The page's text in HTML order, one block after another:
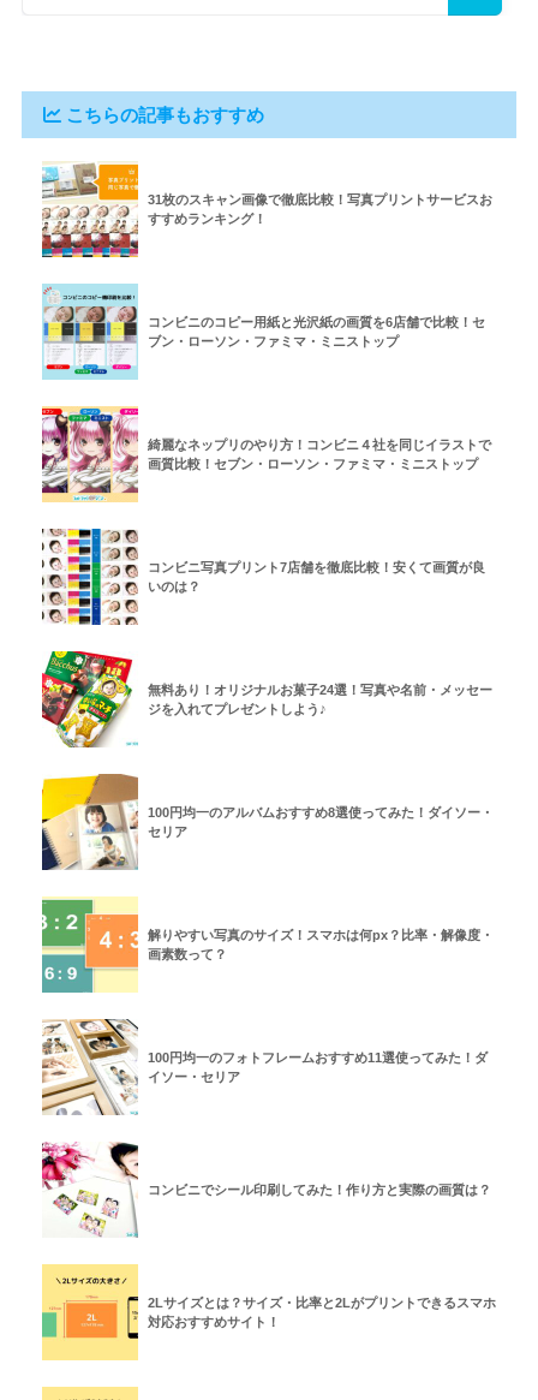
こちらの記事もおすすめ
31枚のスキャン画像で徹底比較！写真プリントサービスお
すすめランキング！
コンビニのコピー用紙と光沢紙の画質を6店舗で比較！セ
ブン・ローソン・ファミマ・ミニストップ
綺麗なネップリのやり方！コンビニ４社を同じイラストで
画質比較！セブン・ローソン・ファミマ・ミニストップ
コンビニ写真プリント7店舗を徹底比較！安くて画質が良
いのは？
無料あり！オリジナルお菓子24選！写真や名前・メッセー
ジを入れてプレゼントしよう♪
100円均一のアルバムおすすめ8選使ってみた！ダイソー・
セリア
解りやすい写真のサイズ！スマホは何px？比率・解像度・
画素数って？
100円均一のフォトフレームおすすめ11選使ってみた！ダ
イソー・セリア
コンビニでシール印刷してみた！作り方と実際の画質は？
2Lサイズとは？サイズ・比率と2Lがプリントできるスマホ
対応おすすめサイト！